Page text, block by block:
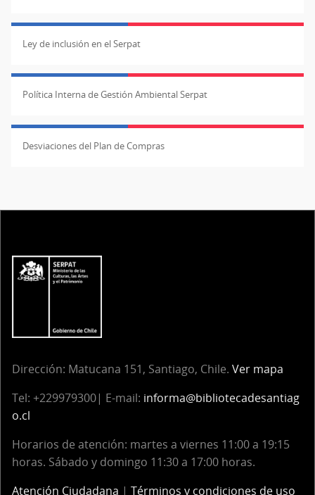
Ley de inclusión en el Serpat
Política Interna de Gestión Ambiental Serpat
Desviaciones del Plan de Compras
Dirección: Matucana 151, Santiago, Chile. Ver mapa
Tel: +229979300| E-mail: informa@bibliotecadesantiag
o.cl
Horarios de atención: martes a viernes 11:00 a 19:15
horas. Sábado y domingo 11:30 a 17:00 horas.
Atención Ciudadana | Términos y condiciones de uso